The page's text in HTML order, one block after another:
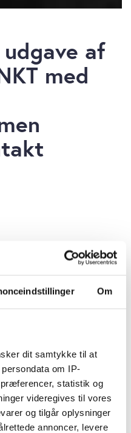
Om
dit samtykke til at
om IP-
statistik og
videregives til vores
og tilgår oplysninger
annoncer, levere
af
med
er udkommet.